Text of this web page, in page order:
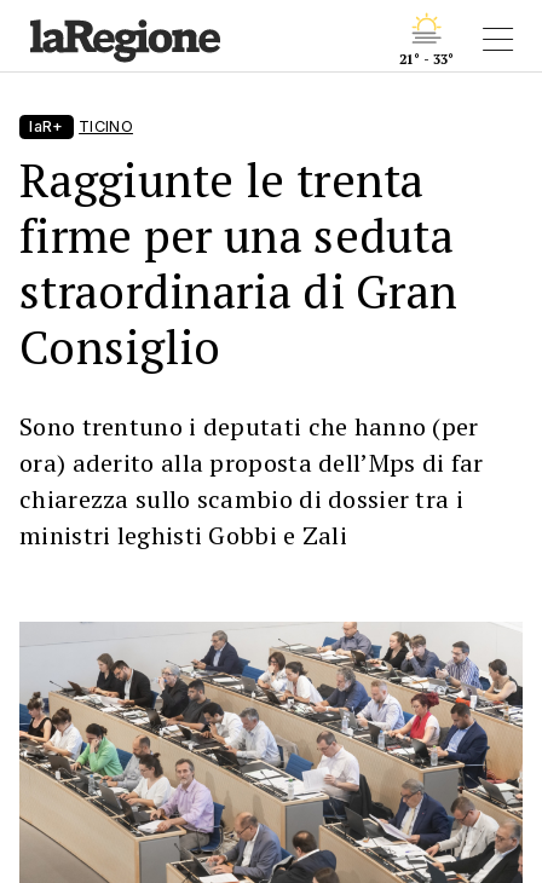
21° - 33°
laR+ TICINO
Raggiunte le trenta
firme per una seduta
straordinaria di Gran
Consiglio
Sono trentuno i deputati che hanno (per
ora) aderito alla proposta dell’Mps di far
chiarezza sullo scambio di dossier tra i
ministri leghisti Gobbi e Zali